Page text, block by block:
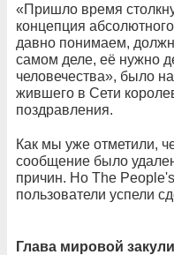
«Пришло время
концепция
давно понимаем,
самом деле, её нужно
человечества», было
жившего в Сети
поздравления.
Как мы уже отметили,
сообщение было
причин. Но The
пользователи успели
Глава мировой